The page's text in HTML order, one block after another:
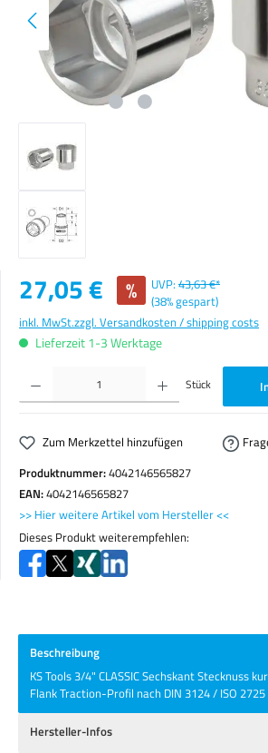
Verkaufspreis:
27,05 € % UVP: 43,63 €*
(38% gespart)
inkl. MwSt.zzgl. Versandkosten / shipping costs
Lieferzeit 1-3 Werktage
Produkt Anzahl: Gib den gewünschten Wert ein oder benutze die
Stück
Zum Merkzettel hinzufügen
Produktnummer:4042146565827
EAN:4042146565827
>> Hier weitere Artikel vom Hersteller <<
Dieses Produkt weiterempfehlen:
Beschreibung
KS Tools 3/4" CLASSIC Sechskant Stecknuss
Flank Traction-Profil nach DIN 3124 / ISO
Hersteller-Infos